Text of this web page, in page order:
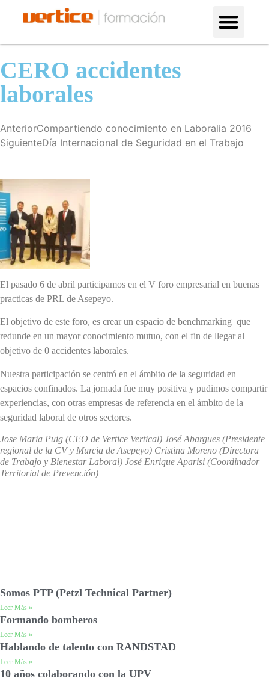
CERO accidentes
laborales
AnteriorCompartiendo conocimiento en Laboralia 2016
SiguienteDía Internacional de Seguridad en el Trabajo
El pasado 6 de abril participamos en el V foro empresarial en buenas
practicas de PRL de Asepeyo.
El objetivo de este foro, es crear un espacio de benchmarking que
redunde en un mayor conocimiento mutuo, con el fin de llegar al
objetivo de 0 accidentes laborales.
Nuestra participación se centró en el ámbito de la seguridad en
espacios confinados. La jornada fue muy positiva y pudimos compartir
experiencias, con otras empresas de referencia en el ámbito de la
seguridad laboral de otros sectores.
Jose Maria Puig (CEO de Vertice Vertical) José Abargues (Presidente
regional de la CV y Murcia de Asepeyo) Cristina Moreno (Directora
de Trabajo y Bienestar Laboral) José Enrique Aparisi (Coordinador
Territorial de Prevención)
Somos PTP (Petzl Technical Partner)
Leer Más »
Formando bomberos
Leer Más »
Hablando de talento con RANDSTAD
Leer Más »
10 años colaborando con la UPV